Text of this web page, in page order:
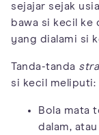
sejajar sejak
bawa si kecil ke
yang dialami si
Tanda-tanda
si kecil meliputi:
Bola mata
dalam,